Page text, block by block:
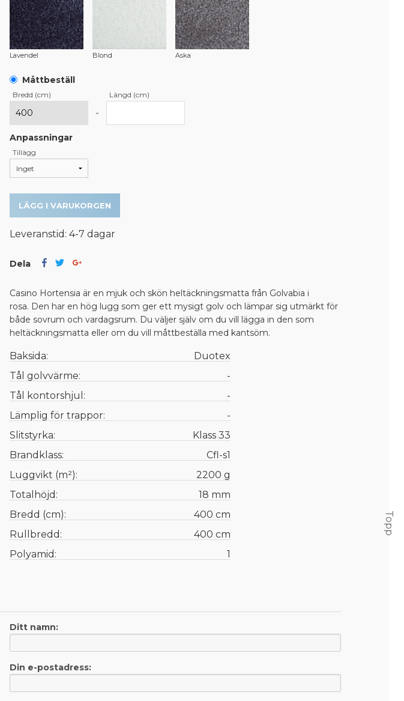
Topp
Lavendel Blond Aska
Måttbeställ
Bredd (cm)
-
Längd (cm)
Anpassningar
Tillägg
LÄGG I VARUKORGEN
Leveranstid: 4-7 dagar
Dela
Casino Hortensia är en mjuk och skön heltäckningsmatta från Golvabia i
rosa. Den har en hög lugg som ger ett mysigt golv och lämpar sig utmärkt för
både sovrum och vardagsrum. Du väljer själv om du vill lägga in den som
heltäckningsmatta eller om du vill måttbeställa med kantsöm.
Baksida:
Duotex
Tål golvvärme:
-
Tål kontorshjul:
-
Lämplig för trappor:
-
Slitstyrka:
Klass 33
Brandklass:
Cfl-s1
Luggvikt (m²):
2200 g
Totalhöjd:
18 mm
Bredd (cm):
400 cm
Rullbredd:
400 cm
Polyamid:
1
Ditt namn:
Din e-postadress: